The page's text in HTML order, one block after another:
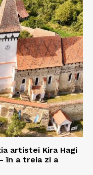
artistei Kira Hagi
în a treia zi a